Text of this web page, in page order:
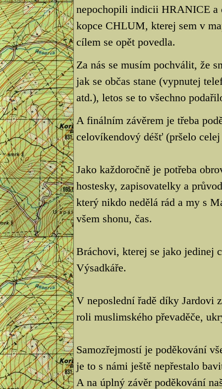
nepochopili indicii HRANICE a
kopce CHLUM, kterej sem v
cílem se opět povedla.
Za nás se musím pochválit, že
jak se občas stane (vypnutej
atd.), letos se to všechno
A finálním závěrem je třeba
celovíkendový déšť (pršelo
Jako každoročně je potřeba
hostesky, zapisovatelky a
který nikdo nedělá rád a my s
všem shonu, čas.
Bráchovi, kterej se jako jedinej
Výsadkáře.
V neposlední řadě díky Jardovi
roli muslimského převaděče,
Samozřejmostí je poděkování
je to s námi ještě nepřestalo
A na úplný závěr poděkování